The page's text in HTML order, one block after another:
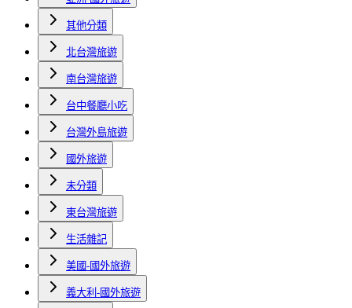
其他分類
北台灣旅遊
南台灣旅遊
台中餐廳小吃
台灣外島旅遊
國外旅遊
未分類
東台灣旅遊
生活雜記
美國-國外旅遊
義大利-國外旅遊